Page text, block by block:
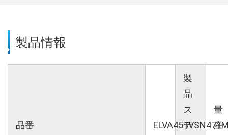
製品情報
品番
製
品
ス
テ
量
産